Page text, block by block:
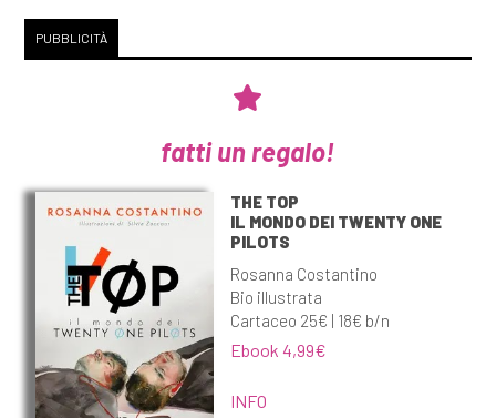
PUBBLICITÀ
fatti un regalo!
THE TOP
IL MONDO DEI TWENTY ONE
PILOTS
Rosanna Costantino
Bio illustrata
Cartaceo 25€ | 18€ b/n
Ebook 4,99€
INFO